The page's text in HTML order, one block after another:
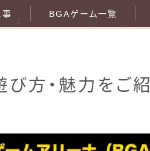
BGAゲーム一覧
び方・魅力をご紹